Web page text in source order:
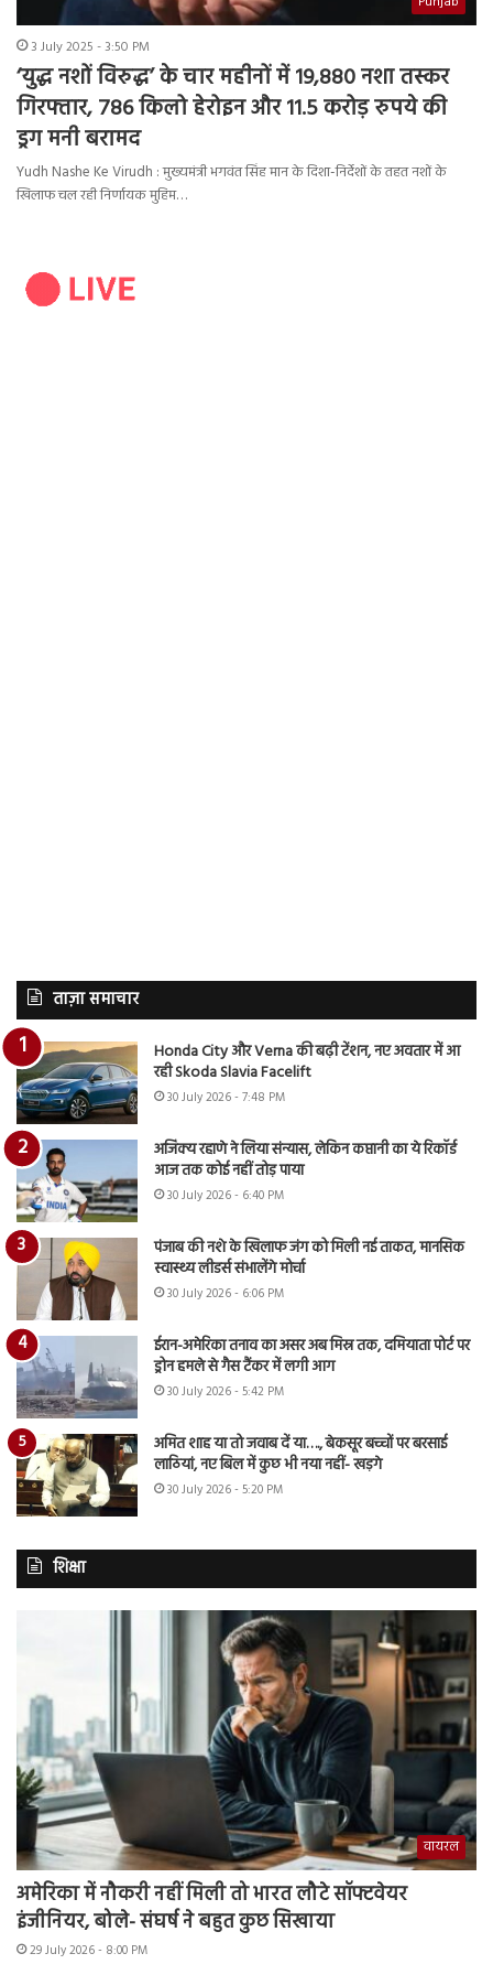
3 July 2025 - 3:50 PM
‘युद्ध नशों विरुद्ध’ के चार महीनों में 19,880 नशा तस्कर
गिरफ्तार, 786 किलो हेरोइन और 11.5 करोड़ रुपये की
ड्रग मनी बरामद
Yudh Nashe Ke Virudh : मुख्यमंत्री भगवंत सिंह मान के दिशा-निर्देशों के तहत नशों के
खिलाफ चल रही निर्णायक मुहिम…
ताज़ा समाचार
Honda City और Verna की बढ़ी टेंशन, नए अवतार में आ
रही Skoda Slavia Facelift
30 July 2026 - 7:48 PM
अजिंक्य रहाणे ने लिया संन्यास, लेकिन कप्तानी का ये रिकॉर्ड
आज तक कोई नहीं तोड़ पाया
30 July 2026 - 6:40 PM
पंजाब की नशे के खिलाफ जंग को मिली नई ताकत, मानसिक
स्वास्थ्य लीडर्स संभालेंगे मोर्चा
30 July 2026 - 6:06 PM
ईरान-अमेरिका तनाव का असर अब मिस्र तक, दमियाता पोर्ट पर
ड्रोन हमले से गैस टैंकर में लगी आग
30 July 2026 - 5:42 PM
अमित शाह या तो जवाब दें या…., बेकसूर बच्चों पर बरसाई
लाठियां, नए बिल में कुछ भी नया नहीं- खड़गे
30 July 2026 - 5:20 PM
शिक्षा
वायरल
अमेरिका में नौकरी नहीं मिली तो भारत लौटे सॉफ्टवेयर
इंजीनियर, बोले- संघर्ष ने बहुत कुछ सिखाया
29 July 2026 - 8:00 PM